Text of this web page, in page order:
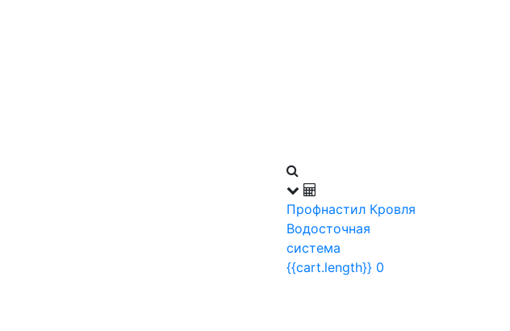
Профнастил Кровля
Водосточная
система
{{cart.length}} 0